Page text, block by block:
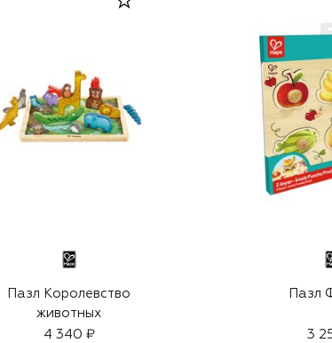
Пазл Королевство
животных
4 340 ₽
Пазл
3